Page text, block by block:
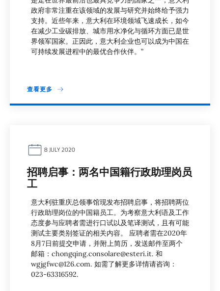
政府非常注重在该领域的发展与研究并始终给予强力
支持。近些年来，意大利在环境领域飞速成长，如今
在减少工业碳排放、城市用水净化与循环方面已是世
界领军国家。正因此，意大利企业也可以成为中国在
可持续发展进程中的最优合作伙伴。”
查看更多
8 JULY 2020
招聘启事：两名中国籍行政助理岗员
工
意大利驻重庆总领事馆现发布招聘启事，将招聘两位
行政助理岗位的中国籍员工。为考察意大利语及工作
态度参与应聘者需进行口试以及笔译测试，且有可能
测试主要类别签证的相关内容。 应聘者需在2020年
8月7日前提交申请，并附上简历，发送邮件至两个
邮箱：chongqing.consolare@esteri.it. 和
wgjgfwc@126.com.​ 如需了解更多详情请咨询：
023-63316592.